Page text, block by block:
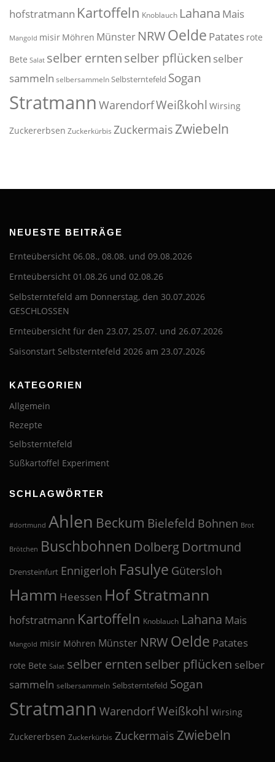
hofstratmann Kartoffeln Knoblauch Lahana Mais
Mangold misir Möhren Münster NRWOelde Patates rote
Bete Salat selber erntenselber pflücken selber
sammeln selbersammelnSelbsterntefeld Sogan
Stratmann WarendorfWeißkohl Wirsing
Zuckererbsen Zuckerkürbis Zuckermais Zwiebeln
NEUESTE BEITRÄGE
Ernteübersicht 06.08., 08.08. und 09.08.2026
Ernteübersicht 01.08.26 und 02.08.26
Selbsterntefeld am Donnerstag, den 30.07.2026
GESCHLOSSEN
Ernteübersicht für den 23.07, 25.07. und 26.07.2026
Saisonstart Selbsterntefeld 2026 am 23.07.2026
KATEGORIEN
Allgemein
Rezepte
Selbsterntefeld
Süßkartoffel Experiment
SCHLAGWÖRTER
#dortmund Ahlen Beckum Bielefeld Bohnen Brot
Brötchen Buschbohnen Dolberg Dortmund
Drensteinfurt Ennigerloh Fasulye Gütersloh
Hamm Heessen Hof Stratmann
hofstratmann Kartoffeln Knoblauch Lahana Mais
Mangold misir Möhren Münster NRW Oelde Patates
rote Bete Salat selber ernten selber pflücken selber
sammeln selbersammeln Selbsterntefeld Sogan
Stratmann WarendorfWeißkohl Wirsing
Zuckererbsen Zuckerkürbis Zuckermais Zwiebeln